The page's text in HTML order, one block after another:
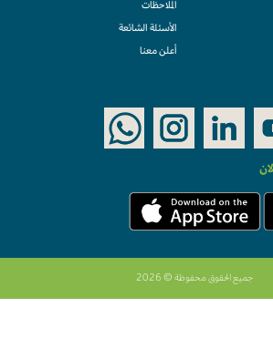
الملاحظات
الأسئلة الشائعة
أعلن معنا
جميع الحقوق محفوظة © 2026